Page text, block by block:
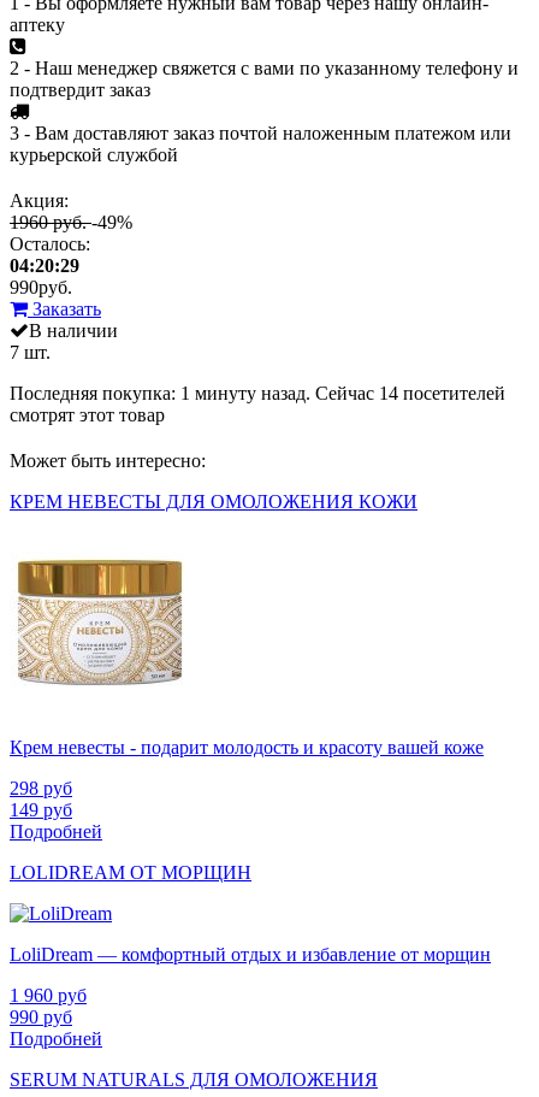
аптеку
2 - Наш менеджер свяжется с вами по указанному телефону и
подтвердит заказ
3 - Вам доставляют заказ почтой наложенным платежом или
курьерской службой
Акция:
1960 руб.-49%
Осталось:
04:20:29
990руб.
Заказать
В наличии
7 шт.
Последняя покупка: 1 минуту назад. Сейчас 14 посетителей
смотрят этот товар
Может быть интересно:
КРЕМ НЕВЕСТЫ ДЛЯ ОМОЛОЖЕНИЯ КОЖИ
Крем невесты - подарит молодость и красоту вашей коже
298 руб
149 руб
Подробней
LOLIDREAM ОТ МОРЩИН
LoliDream — комфортный отдых и избавление от морщин
1 960 руб
990 руб
Подробней
SERUM NATURALS ДЛЯ ОМОЛОЖЕНИЯ